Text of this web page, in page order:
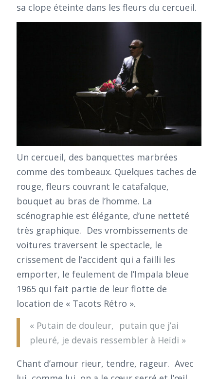
sa clope éteinte dans les fleurs du cercueil.
Un cercueil, des banquettes marbrées
comme des tombeaux. Quelques taches de
rouge, fleurs couvrant le catafalque,
bouquet au bras de l’homme. La
scénographie est élégante, d’une netteté
très graphique. Des vrombissements de
voitures traversent le spectacle, le
crissement de l’accident qui a failli les
emporter, le feulement de l’Impala bleue
1965 qui fait partie de leur flotte de
location de « Tacots Rétro ».
« Putain de douleur, putain que j’ai
pleuré, je devais ressembler à Heïdi »
Chant d’amour rieur, tendre, rageur. Avec